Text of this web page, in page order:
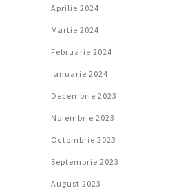
Aprilie 2024
Martie 2024
Februarie 2024
Ianuarie 2024
Decembrie 2023
Noiembrie 2023
Octombrie 2023
Septembrie 2023
August 2023